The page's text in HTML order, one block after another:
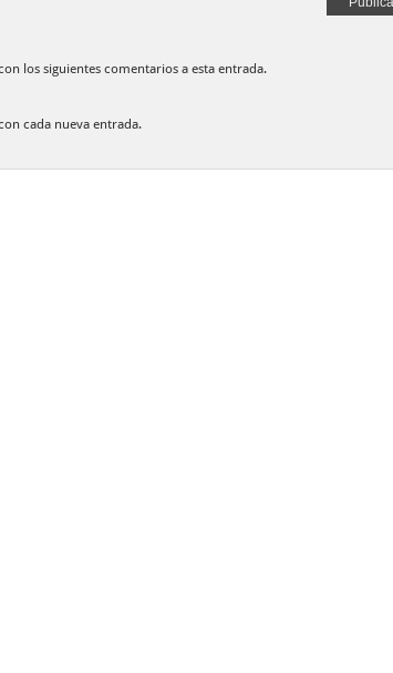
los siguientes comentarios a esta entrada.
cada nueva entrada.